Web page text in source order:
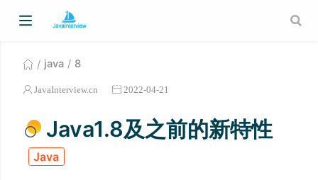
java 8
JavaInterview.cn 2022-04-21
Java1.8及之前的新特性
Java